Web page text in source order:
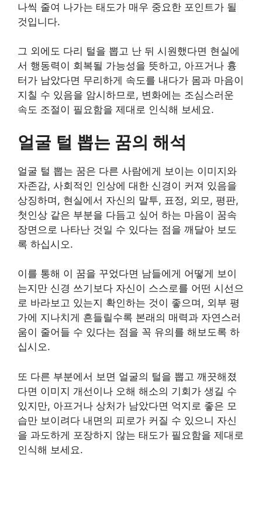
나씩 줄여 나가는 태도가 매우 중요한 포인트가 될
것입니다.
그 외에도 다리 털을 뽑고 난 뒤 시원했다면 현실에
서 행동력이 회복될 가능성을 뜻하고, 아프거나 흉
터가 남았다면 무리하게 속도를 내다가 몸과 마음이
지칠 수 있음을 암시하므로, 변화에는 조심스러운
속도 조절이 필요함을 제대로 인식해 보세요.
얼굴 털 뽑는 꿈의 해석
얼굴 털 뽑는 꿈은 다른 사람에게 보이는 이미지와
자존감, 사회적인 인상에 대한 신경이 커져 있음을
상징하며, 현실에서 자신의 말투, 표정, 외모, 평판,
첫인상 같은 부분을 다듬고 싶어 하는 마음이 꿈속
장면으로 나타난 것일 수 있다는 점을 깨달아 보도
록 하십시오.
이를 통해 이 꿈을 꾸었다면 남들에게 어떻게 보이
는지만 신경 쓰기보다 자신이 스스로를 어떤 시선으
로 바라보고 있는지 확인하는 것이 좋으며, 외부 평
가에 지나치게 흔들릴수록 본래의 매력과 자연스러
움이 줄어들 수 있다는 점을 꼭 유의를 해보도록 하
십시오.
또 다른 부분에서 보면 얼굴의 털을 뽑고 깨끗해졌
다면 이미지 개선이나 오해 해소의 기회가 생길 수
있지만, 아프거나 상처가 남았다면 억지로 좋은 모
습만 보이려다 내면의 피로가 커질 수 있으니 자신
을 과도하게 포장하지 않는 태도가 필요함을 제대로
인식해 보세요.